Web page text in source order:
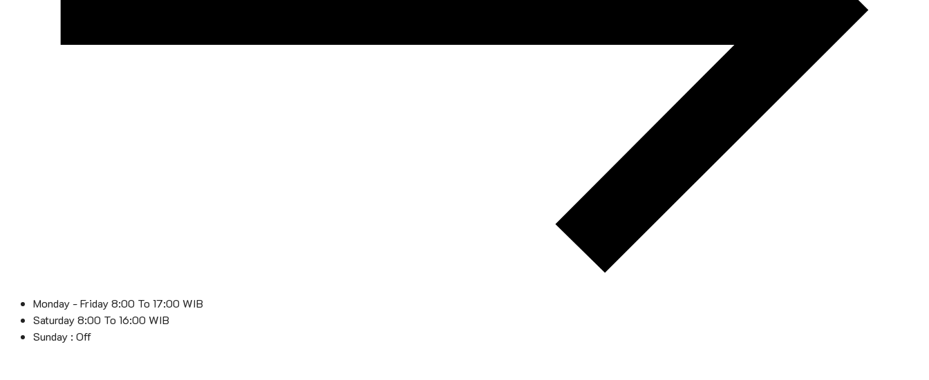
Monday - Friday 8:00 To 17:00 WIB
Saturday 8:00 To 16:00 WIB
Sunday : Off